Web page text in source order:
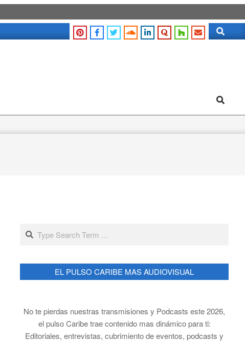
Search
Search
Search
EL PULSO CARIBE MAS AUDIOVISUAL
No te pierdas nuestras transmisiones y Podcasts este 2026,
el pulso Caribe trae contenido mas dinámico para ti:
Editoriales, entrevistas, cubrimiento de eventos, podcasts y